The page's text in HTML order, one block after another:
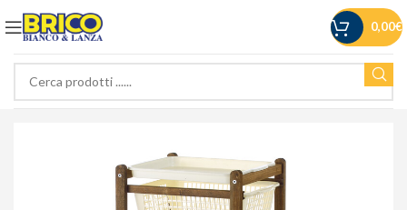
0,00€